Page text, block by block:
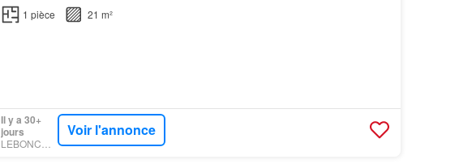
contactez-nous pour en savoir plus sur cette opportunité…
1 pièce 21 m²
Il y a 30+
jours
LEBONCOIN
Voir l'annonce